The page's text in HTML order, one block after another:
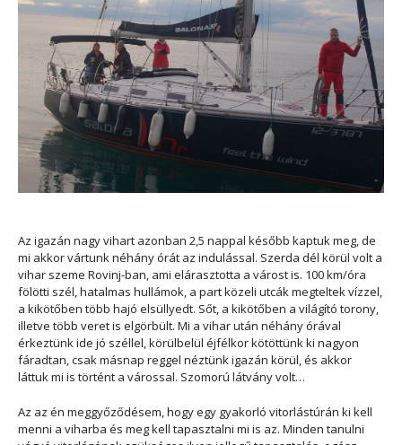
Az igazán nagy vihart azonban 2,5 nappal később kaptuk meg, de
mi akkor vártunk néhány órát az indulással. Szerda dél körül volt a
vihar szeme Rovinj-ban, ami elárasztotta a várost is. 100 km/óra
fölötti szél, hatalmas hullámok, a part közeli utcák megteltek vízzel,
a kikötőben több hajó elsüllyedt. Sőt, a kikötőben a világító torony,
illetve több veret is elgörbült. Mi a vihar után néhány órával
érkeztünk ide jó széllel, körülbelül éjfélkor kötöttünk ki nagyon
fáradtan, csak másnap reggel néztünk igazán körül, és akkor
láttuk mi is történt a várossal. Szomorú látvány volt…
Az az én meggyőződésem, hogy egy gyakorló vitorlástúrán ki kell
menni a viharba és meg kell tapasztalni mi is az. Minden tanulni